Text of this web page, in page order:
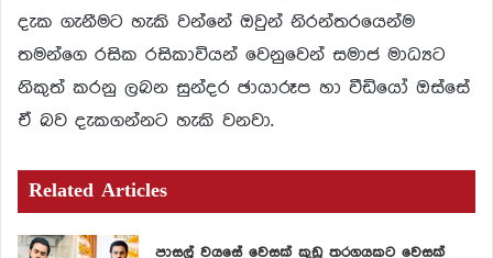
දැක ගැනීමට හැකි වන්නේ ඔවුන් නිරන්තරයෙන්ම
තමන්ගෙ රසික රසිකාවියන් වෙනුවෙන් සමාජ මාධ්‍යට
නිකුත් කරනු ලබන සුන්දර ඡායාරූප හා වීඩියෝ ඔස්සේ
ඒ බව දැකගන්නට හැකි වනවා.
Related Articles
පාසල් වයසේ වෙසක් කුඩු තරගයකට වෙසක්